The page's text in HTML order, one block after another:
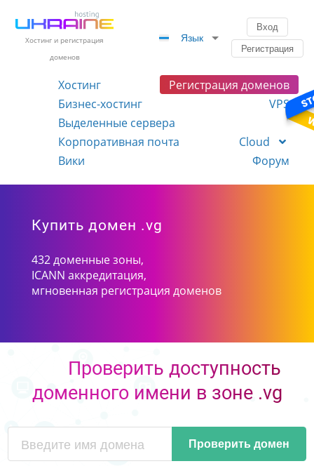
Хостинг и регистрация
доменов
Язык
Вход
Регистрация
Хостинг
Регистрация доменов
Бизнес-хостинг
VPS
Выделенные сервера
Корпоративная почта
Cloud
Вики
Форум
Купить домен .vg
432 доменные зоны,
ICANN аккредитация,
мгновенная регистрация доменов
Проверить доступность
доменного имени в зоне .vg
Проверить домен